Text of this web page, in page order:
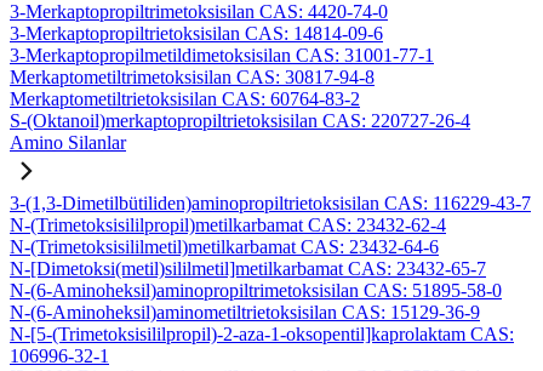
3-Merkaptopropiltrimetoksisilan CAS: 4420-74-0
3-Merkaptopropiltrietoksisilan CAS: 14814-09-6
3-Merkaptopropilmetildimetoksisilan CAS: 31001-77-1
Merkaptometiltrimetoksisilan CAS: 30817-94-8
Merkaptometiltrietoksisilan CAS: 60764-83-2
S-(Oktanoil)merkaptopropiltrietoksisilan CAS: 220727-26-4
Amino Silanlar
3-(1,3-Dimetilbütiliden)aminopropiltrietoksisilan CAS: 116229-43-7
N-(Trimetoksisililpropil)metilkarbamat CAS: 23432-62-4
N-(Trimetoksisililmetil)metilkarbamat CAS: 23432-64-6
N-[Dimetoksi(metil)sililmetil]metilkarbamat CAS: 23432-65-7
N-(6-Aminoheksil)aminopropiltrimetoksisilan CAS: 51895-58-0
N-(6-Aminoheksil)aminometiltrietoksisilan CAS: 15129-36-9
N-[5-(Trimetoksisililpropil)-2-aza-1-oksopentil]kaprolaktam CAS:
106996-32-1